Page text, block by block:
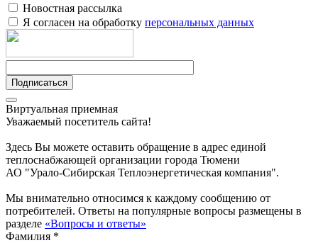
Новостная рассылка
Я согласен на обработку персональных данных
Подписаться
Виртуальная приемная
Уважаемый посетитель сайта!
Здесь Вы можете оставить обращение в адрес единой
теплоснабжающей организации города Тюмени
АО "Урало-Сибирская Теплоэнергетическая компания".
Мы внимательно относимся к каждому сообщению от
потребителей. Ответы на популярные вопросы размещены в
разделе «Вопросы и ответы»
Фамилия *